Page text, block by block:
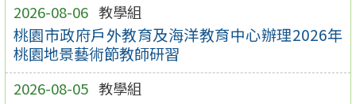
2026-08-06 教學組
桃園市政府戶外教育及海洋教育中心辦理2026年
桃園地景藝術節教師研習
2026-08-05 教學組